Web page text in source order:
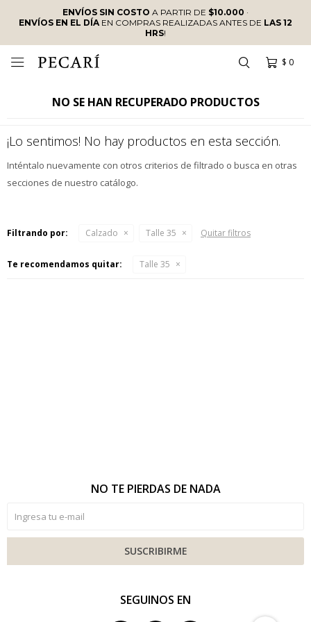
ENVÍOS SIN COSTO A PARTIR DE $10.000 ·
ENVÍOS EN EL DÍAEN COMPRAS REALIZADAS ANTES DE LAS 12
HRS!
$ 0

NO SE HAN RECUPERADO PRODUCTOS
¡Lo sentimos! No hay productos en esta sección.
Inténtalo nuevamente con otros criterios de filtrado o busca en otras
secciones de nuestro catálogo.
Filtrando por: Calzado Talle 35 Quitar filtros
Te recomendamos quitar: Talle 35
SEGUINOS EN
NO TE PIERDAS DE NADA
SUSCRIBIRME